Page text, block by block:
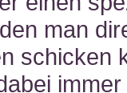
man
schicken